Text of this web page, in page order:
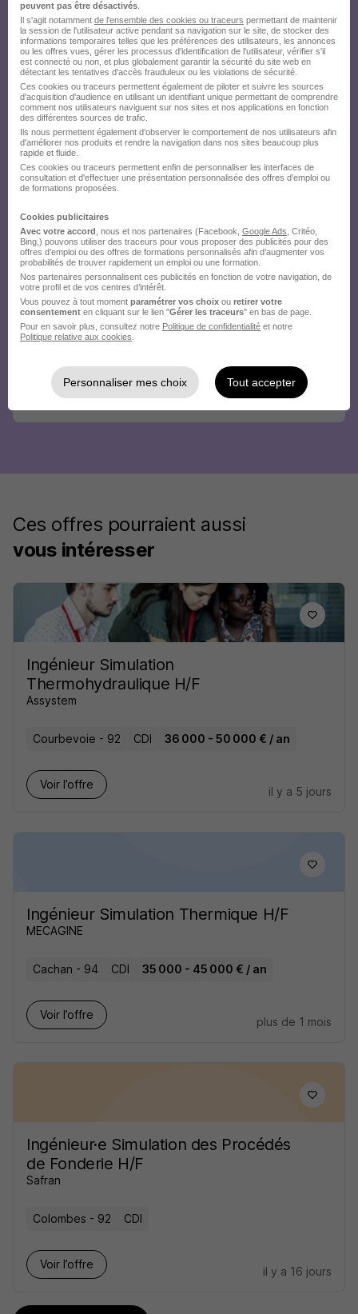
Ces offres pourraient aussi
vous intéresser
Ingénieur Simulation
Thermohydraulique H/F
Assystem
Courbevoie - 92 CDI 36 000 - 50 000 € / an
Voir l’offre
il y a 5 jours
Ingénieur Simulation Thermique H/F
MECAGINE
Cachan - 94 CDI 35 000 - 45 000 € / an
Voir l’offre
plus de 1 mois
Ingénieur·e Simulation des Procédés
de Fonderie H/F
Safran
Colombes - 92 CDI
Voir l’offre
il y a 16 jours
peuvent pas être désactivés
Il s'agit notamment de l'ensemble des cookies ou traceurs permettant de maintenir
la session de l'utilisateur active pendant sa navigation sur le site, de stocker des
informations temporaires telles que les préférences des utilisateurs, les annonces
ou les offres vues, gérer les processus d'identification de l'utilisateur, vérifier s'il
est connecté ou non, et plus globalement garantir la sécurité du site web en
détectant les tentatives d'accès frauduleux ou les violations de sécurité.
Ces cookies ou traceurs permettent également de piloter et suivre les sources
d'acquisition d'audience en utilisant un identifiant unique permettant de comprendre
comment nos utilisateurs naviguent sur nos sites et nos applications en fonction
des différentes sources de trafic.
Ils nous permettent également d’observer le comportement de nos utilisateurs afin
d'améliorer nos produits et rendre la navigation dans nos sites beaucoup plus
rapide et fluide.
Ces cookies ou traceurs permettent enfin de personnaliser les interfaces de
consultation et d'effectuer une présentation personnalisée des offres d'emploi ou
de formations proposées.
Cookies publicitaires
Avec votre accord , nous et nos partenaires (Facebook, Google Ads , Critéo,
Bing,) pouvons utiliser des traceurs pour vous proposer des publicités pour des
offres d’emploi ou des offres de formations personnalisés afin d’augmenter vos
probabilités de trouver rapidement un emploi ou une formation.
Nos partenaires personnalisent ces publicités en fonction de votre navigation, de
votre profil et de vos centres d’intérêt.
Vous pouvez à tout moment paramétrer vos choix ou retirer votre
consentement en cliquant sur le lien "Gérer les traceurs" en bas de page.
Pour en savoir plus, consultez notre Politique de confidentialité et notre
Politique relative aux cookies
Personnaliser mes choix Tout accepter